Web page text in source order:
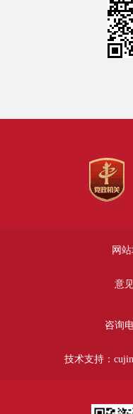
网
意
咨询
技术支持：